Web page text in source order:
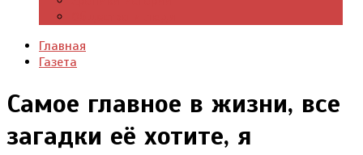
Главная
Газета
Самое главное в жизни, все
загадки её хотите, я